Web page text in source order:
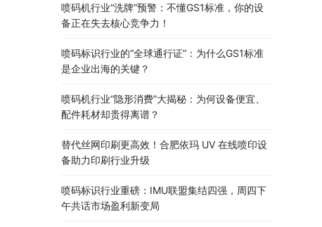
喷码机行业“洗牌”预警：不懂GS1标准，你的设
备正在失去核心竞争力！
喷码标识行业的“全球通行证”：为什么GS1标准
是企业出海的关键？
喷码机行业“隐形消费”大揭秘：为何设备便宜、
配件耗材却贵得离谱？
替代丝网印刷更高效！合肥依玛 UV 在线喷印设
备助力印刷行业升级
喷码标识行业重磅：IMU联盟集结四强，周四下
午共话市场盈利新变局